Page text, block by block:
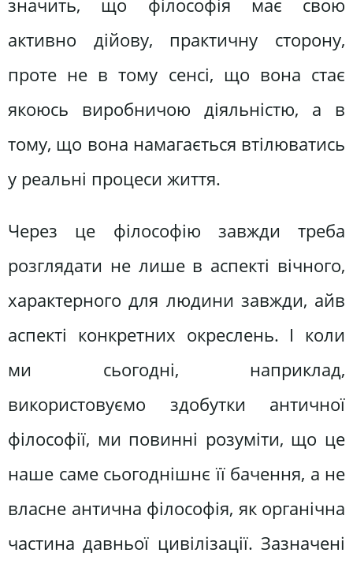
значить, що філософія має свою
активно дійову, практичну сторону,
проте не в тому сенсі, що вона стає
якоюсь виробничою діяльністю, а в
тому, що вона намагається втілюватись
у реальні процеси життя.
Через це філософію завжди треба
розглядати не лише в аспекті вічного,
характерного для людини завжди, айв
аспекті конкретних окреслень. І коли
ми сьогодні, наприклад,
використовуємо здобутки античної
філософії, ми повинні розуміти, що це
наше саме сьогоднішнє її бачення, а не
власне антична філософія, як органічна
частина давньої цивілізації. Зазначені